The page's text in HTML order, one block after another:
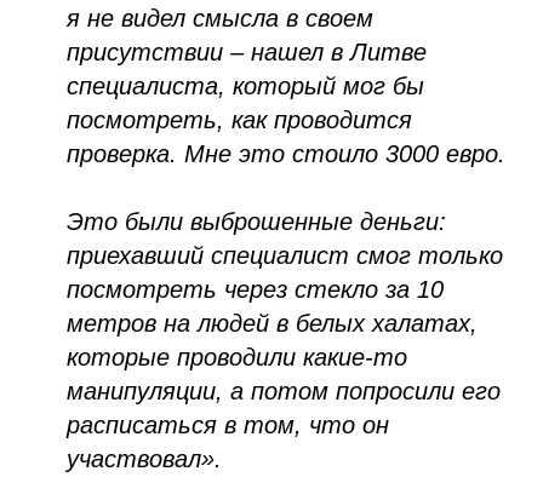
я не видел смысла в своем
присутствии – нашел в Литве
специалиста, который мог бы
посмотреть, как проводится
проверка. Мне это стоило 3000 евро.
Это были выброшенные деньги:
приехавший специалист смог только
посмотреть через стекло за 10
метров на людей в белых халатах,
которые проводили какие-то
манипуляции, а потом попросили его
расписаться в том, что он
участвовал».